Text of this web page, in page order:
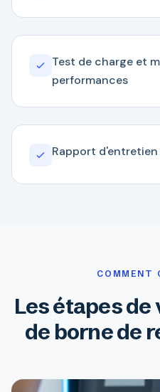
Test de charge et
performances
Rapport
COMMENT
Les étapes
de borne de